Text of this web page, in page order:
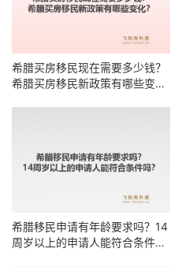
希腊买房移民现在需要多少钱？
希腊买房移民新政策有哪些变
希腊移民申请有年龄要求吗？14
周岁以上的申请人能符合条件